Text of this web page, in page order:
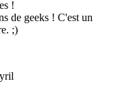
!
de geeks ! C'est un
;)